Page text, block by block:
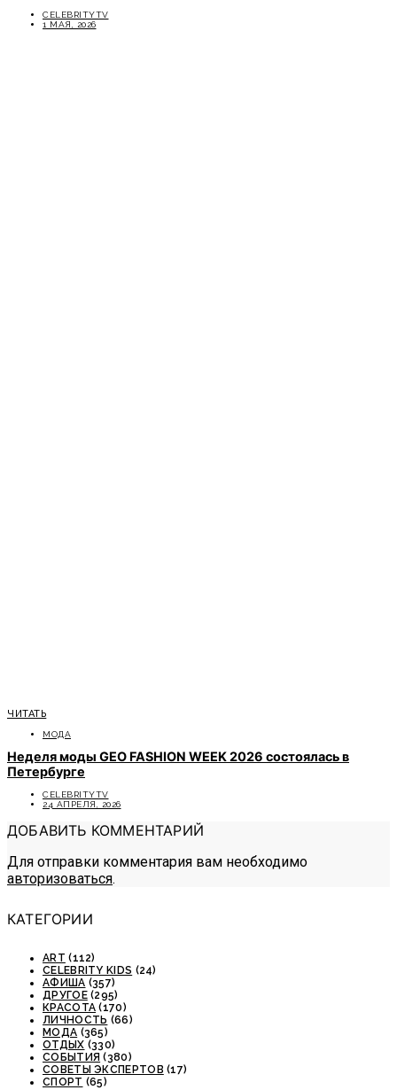
CELEBRITYTV
1 МАЯ, 2026
ЧИТАТЬ
МОДА
Неделя моды GEO FASHION WEEK 2026 состоялась в
Петербурге
CELEBRITYTV
24 АПРЕЛЯ, 2026
ДОБАВИТЬ КОММЕНТАРИЙ
Для отправки комментария вам необходимо
авторизоваться.
КАТЕГОРИИ
ART (112)
CELEBRITY KIDS (24)
АФИША (357)
ДРУГОЕ(295)
КРАСОТА (170)
ЛИЧНОСТЬ (66)
МОДА (365)
ОТДЫХ (330)
СОБЫТИЯ (380)
СОВЕТЫ ЭКСПЕРТОВ (17)
СПОРТ (65)